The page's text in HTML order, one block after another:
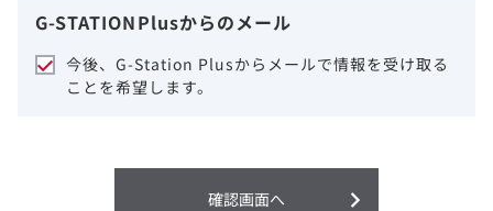
ギリアドは、本サイトのコンテンツについて
細心の注意を払い、正確かつ最新の情報を提
供するように努力をしておりますが、正確
性、確実性、妥当性、有用性、ご利用になら
利用することまたは利用できなかったことよ
り生じる損害については一切の責任を負いか
G-STATIONPlusからのメール
今後、G-Station Plusからメールで情報を受け取る
ことを希望します。
確認画面へ